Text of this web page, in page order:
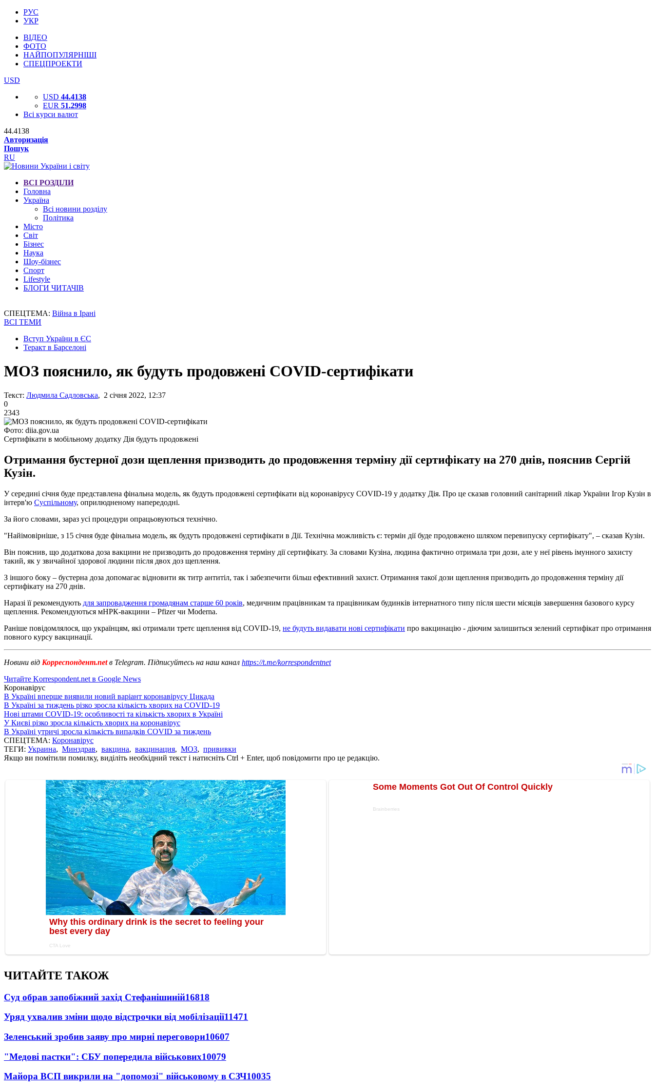
РУС
УКР
ВІДЕО
ФОТО
НАЙПОПУЛЯРНІШІ
СПЕЦПРОЕКТИ
USD
USD 44.4138
EUR 51.2998
Всі курси валют
44.4138
Авторизація
Пошук
RU
ВСІ РОЗДІЛИ
Головна
Україна
Всі новини розділу
Політика
Місто
Світ
Бізнес
Наука
Шоу-бізнес
Спорт
Lifestyle
БЛОГИ ЧИТАЧІВ
СПЕЦТЕМА: Війна в Ірані
ВСІ ТЕМИ
Вступ України в ЄС
Теракт в Барселоні
МОЗ пояснило, як будуть продовжені COVID-сертифікати
Текст: Людмила Садловська, 2 січня 2022, 12:37
0
2343
Фото: diia.gov.ua
Сертифікати в мобільному додатку Дія будуть продовжені
Отримання бустерної дози щеплення призводить до продовження терміну дії сертифікату на 270 днів, пояснив Сергій
Кузін.
У середині січня буде представлена ​​фінальна модель, як будуть продовжені сертифікати від коронавірусу COVID-19 у додатку Дія. Про це сказав головний санітарний лікар України Ігор Кузін в
інтерв'ю Суспільному, оприлюдненому напередодні.
За його словами, зараз усі процедури опрацьовуються технічно.
"Найімовірніше, з 15 січня буде фінальна модель, як будуть продовжені сертифікати в Дії. Технічна можливість є: термін дії буде продовжено шляхом перевипуску сертифікату", – сказав Кузін.
Він пояснив, що додаткова доза вакцини не призводить до продовження терміну дії сертифікату. За словами Кузіна, людина фактично отримала три дози, але у неї рівень імунного захисту
такий, як у звичайної здорової людини після двох доз щеплення.
З іншого боку – бустерна доза допомагає відновити як титр антитіл, так і забезпечити більш ефективний захист. Отримання такої дози щеплення призводить до продовження терміну дії
сертифікату на 270 днів.
Наразі її рекомендують для запровадження громадянам старше 60 років, медичним працівникам та працівникам будинків інтернатного типу після шести місяців завершення базового курсу
щеплення. Рекомендуються мНРК-вакцини – Pfizer чи Moderna.
Раніше повідомлялося, що українцям, які отримали третє щеплення від COVID-19, не будуть видавати нові сертифікати про вакцинацію - діючим залишиться зелений сертифікат про отримання
повного курсу вакцинації.
Новини від Корреспондент.netв Telegram. Підписуйтесь на наш канал https://t.me/korrespondentnet
Читайте Korrespondent.net в Google News
Коронавірус
В Україні вперше виявили новий варіант коронавірусу Цикада
В Україні за тиждень різко зросла кількість хворих на COVID-19
Нові штами COVID-19: особливості та кількість хворих в Україні
У Києві різко зросла кількість хворих на коронавірус
В Україні утричі зросла кількість випадків COVID за тиждень
СПЕЦТЕМА: Коронавірус
ТЕГИ: Украина, Минздрав, вакцина, вакцинация, МОЗ, прививки
Якщо ви помітили помилку, виділіть необхідний текст і натисніть Ctrl + Enter, щоб повідомити про це редакцію.
ЧИТАЙТЕ ТАКОЖ
Суд обрав запобіжний захід Стефанішиній16818
Уряд ухвалив зміни щодо відстрочки від мобілізації11471
Зеленський зробив заяву про мирні переговори10607
"Медові пастки": СБУ попередила військових10079
Майора ВСП викрили на "допомозі" військовому в СЗЧ10035